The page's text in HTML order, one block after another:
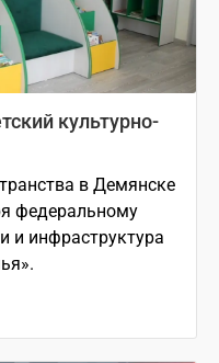
культурно-
в Демянске
федеральному
и инфраструктура